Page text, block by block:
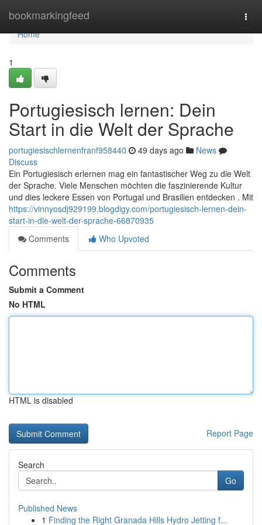
bookmarkingfeed
Home
Home
1
Portugiesisch lernen: Dein
Start in die Welt der Sprache
portugiesischlernenfranf958440 49 days ago
News
Discuss
Ein Portugiesisch erlernen mag ein fantastischer Weg zu die Welt
der Sprache. Viele Menschen möchten die faszinierende Kultur
und dies leckere Essen von Portugal und Brasilien entdecken . Mit
https://vinnyosdj929199.blogdigy.com/portugiesisch-lernen-dein-
start-in-die-welt-der-sprache-66870935
Comments
Who Upvoted
Comments
Submit a Comment
No HTML
HTML is disabled
Report Page
Search
Go
Published News
1 Finding the Right Granada Hills Hydro Jetting f...